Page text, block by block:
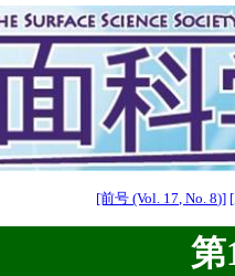
[前号 (Vol. 17, No. 8)]
第